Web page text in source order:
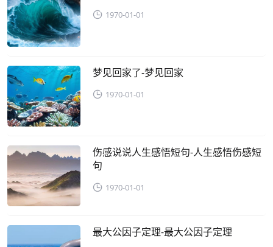
1970-01-01
梦见回家了-梦见回家
1970-01-01
伤感说说人生感悟短句-人生感悟伤感短
句
1970-01-01
最大公因子定理-最大公因子定理